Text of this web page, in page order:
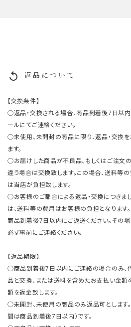
replay 返品について
【交換条件】
○返品・交換される場合、商品到着後7日以
ールにてご連絡ください。
○未使用、未開封の商品に限り、返品・交換を
ます。
○お届けした商品が不良品、もしくはご注文
違う場合は交換致します。この場合、送料等
は当店が負担致します。
○お客様のご都合による返品・交換につきま
は、送料等の費用はお客様の負担となります。
商品到着後7日以内にご返送ください。その
必ず事前にご連絡ください。
【返品期限】
○商品到着後7日以内にご連絡の場合のみ、
品と交換、または送料を含めたお支払い金額
額を返金致します。
○未開封、未使用の商品のみ返品可とします。
間は商品到着後7日以内）です。